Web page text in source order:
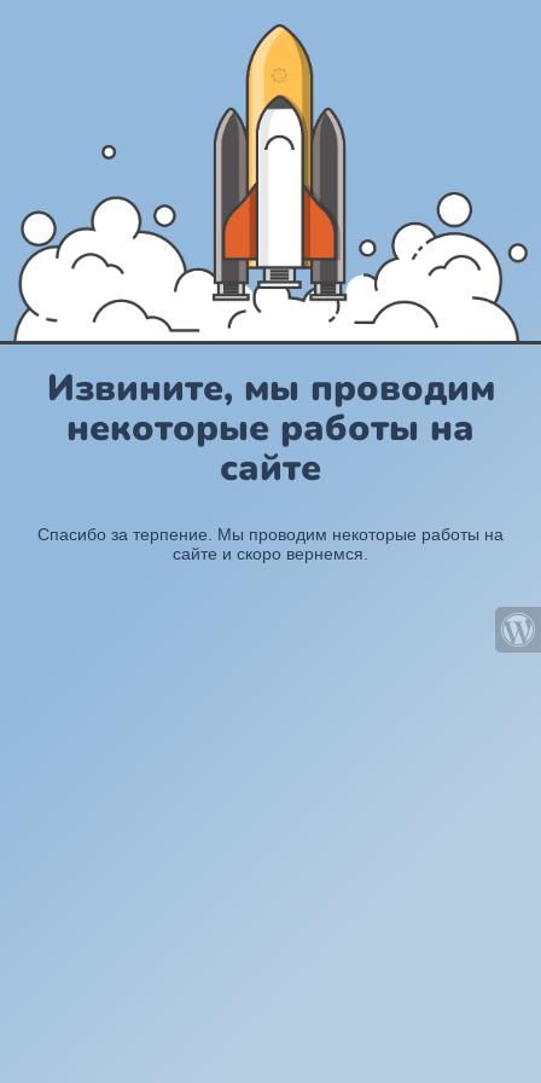
Извините, мы проводим
некоторые работы на
сайте
Спасибо за терпение. Мы проводим некоторые работы на
сайте и скоро вернемся.